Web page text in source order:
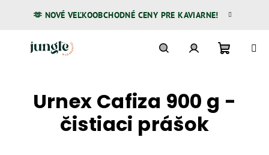
🫶 NOVÉ VEĽKOOBCHODNÉ CENY PRE KAVIARNE!
košík
Urnex Cafiza 900 g -
čistiaci prášok